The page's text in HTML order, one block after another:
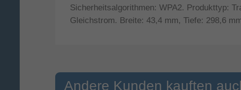
Sicherheitsalgorithmen: WPA2. Produkttyp:
Gleichstrom. Breite: 43,4 mm, Tiefe: 298,6
Andere Kunden kauften